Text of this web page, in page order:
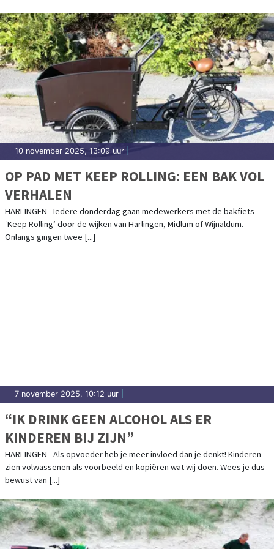
10 november 2025, 13:09 uur
OP PAD MET KEEP ROLLING: EEN BAK VOL
VERHALEN
HARLINGEN - Iedere donderdag gaan medewerkers met de bakfiets
‘Keep Rolling’ door de wijken van Harlingen, Midlum of Wijnaldum.
Onlangs gingen twee [...]
7 november 2025, 10:12 uur
“IK DRINK GEEN ALCOHOL ALS ER
KINDEREN BIJ ZIJN”
HARLINGEN - Als opvoeder heb je meer invloed dan je denkt! Kinderen
zien volwassenen als voorbeeld en kopiëren wat wij doen. Wees je dus
bewust van [...]